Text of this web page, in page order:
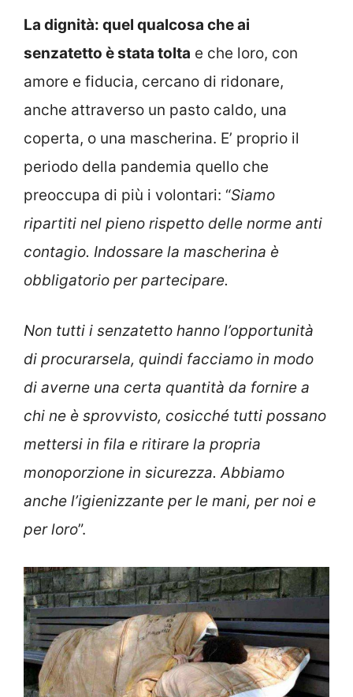
La dignità: quel qualcosa che ai
senzatetto è stata tolta e che loro, con
amore e fiducia, cercano di ridonare,
anche attraverso un pasto caldo, una
coperta, o una mascherina. E’ proprio il
periodo della pandemia quello che
preoccupa di più i volontari: “Siamo
ripartiti nel pieno rispetto delle norme anti
contagio. Indossare la mascherina è
obbligatorio per partecipare.
Non tutti i senzatetto hanno l’opportunità
di procurarsela, quindi facciamo in modo
di averne una certa quantità da fornire a
chi ne è sprovvisto, cosicché tutti possano
mettersi in fila e ritirare la propria
monoporzione in sicurezza. Abbiamo
anche l’igienizzante per le mani, per noi e
per loro”.